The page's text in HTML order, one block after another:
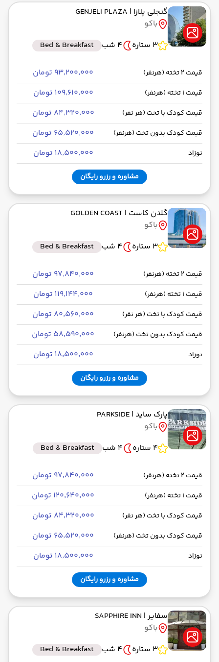
گنجلی پلازا | GENJELI PLAZA
باکو
3 ستاره
4 شب Bed & Breakfast
قیمت 2 تخته (هرنفر) ۹۳٬۲۰۰٬۰۰۰ تومان
قیمت 1 تخته (هرنفر) ۱۰۹٬۶۱۰٬۰۰۰ تومان
قیمت کودک با تخت (هر نفر) ۸۴٬۳۲۰٬۰۰۰ تومان
قیمت کودک بدون تخت (هرنفر) ۶۵٬۵۲۰٬۰۰۰ تومان
نوزاد ۱۸٬۵۰۰٬۰۰۰ تومان
مشاوره و رزرو رایگان
گلدن کاست | GOLDEN COAST
باکو
3 ستاره
4 شب Bed & Breakfast
قیمت 2 تخته (هرنفر) ۹۷٬۸۴۰٬۰۰۰ تومان
قیمت 1 تخته (هرنفر) ۱۱۹٬۱۴۴٬۰۰۰ تومان
قیمت کودک با تخت (هر نفر) ۸۰٬۵۶۰٬۰۰۰ تومان
قیمت کودک بدون تخت (هرنفر) ۵۸٬۵۹۰٬۰۰۰ تومان
نوزاد ۱۸٬۵۰۰٬۰۰۰ تومان
مشاوره و رزرو رایگان
پارک ساید | PARKSIDE
باکو
4 ستاره
4 شب Bed & Breakfast
قیمت 2 تخته (هرنفر) ۹۷٬۸۴۰٬۰۰۰ تومان
قیمت 1 تخته (هرنفر) ۱۲۰٬۶۴۰٬۰۰۰ تومان
قیمت کودک با تخت (هر نفر) ۸۴٬۳۲۰٬۰۰۰ تومان
قیمت کودک بدون تخت (هرنفر) ۶۵٬۵۲۰٬۰۰۰ تومان
نوزاد ۱۸٬۵۰۰٬۰۰۰ تومان
مشاوره و رزرو رایگان
سفایر| SAPPHIRE INN
باکو
3 ستاره
4 شب Bed & Breakfast